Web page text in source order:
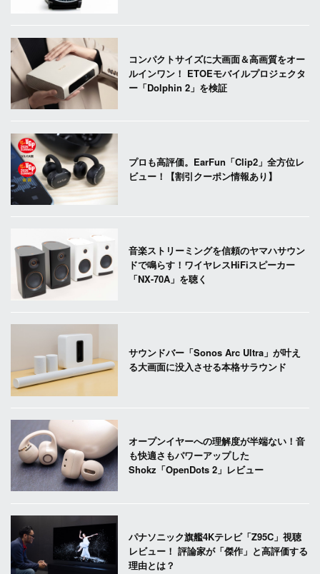
コンパクトサイズに大画面＆高画質をオー
ルインワン！ ETOEモバイルプロジェクタ
ー「Dolphin 2」を検証
プロも高評価。EarFun「Clip2」全方位レ
ビュー！【割引クーポン情報あり】
音楽ストリーミングを信頼のヤマハサウン
ドで鳴らす！ワイヤレスHiFiスピーカー
「NX-70A」を聴く
サウンドバー「Sonos Arc Ultra」が叶え
る大画面に没入させる本格サラウンド
オープンイヤーへの理解度が半端ない！音
も快適さもパワーアップした
Shokz「OpenDots 2」レビュー
パナソニック旗艦4Kテレビ「Z95C」視聴
レビュー！ 評論家が「傑作」と高評価する
理由とは？